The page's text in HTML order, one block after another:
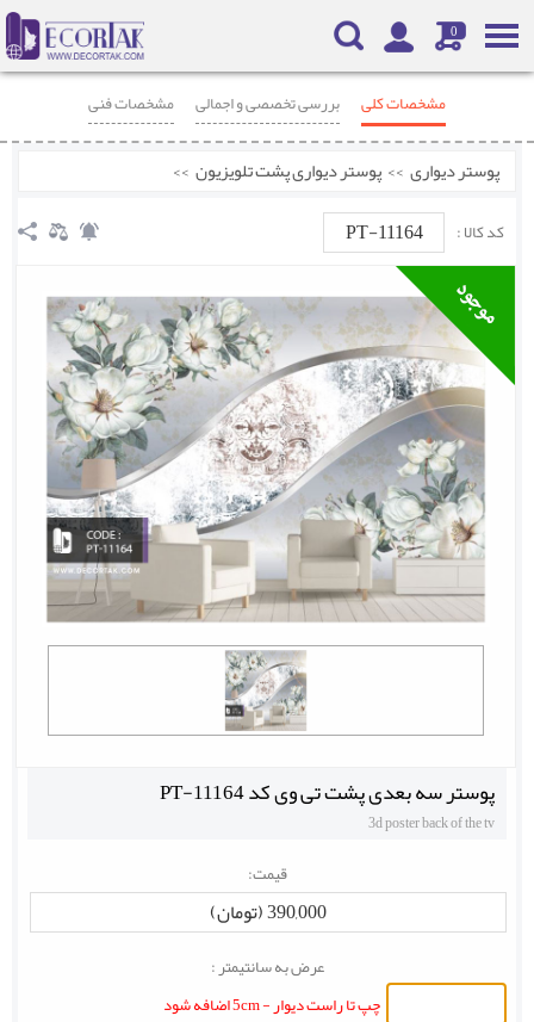
0
مشخصات کلی بررسی تخصصی و اجمالی
مشخصات فنی
محصولات مرتبط
پوستر دیواری >> پوستر دیواری پشت تلویزیون >>
کد کالا : PT-11164
پوستر سه بعدی پشت تی وی کد PT-11164
3d poster back of the tv
قیمت:
390,000 (تومان)
عرض به سانتیمتر :
چپ تا راست دیوار - 5cm اضافه شود